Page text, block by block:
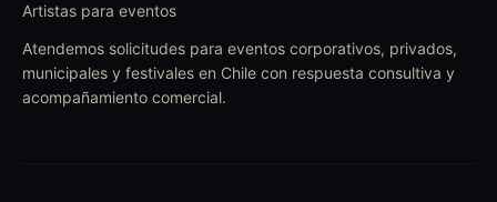
Artistas para eventos
Atendemos solicitudes para eventos corporativos, privados,
municipales y festivales en Chile con respuesta consultiva y
acompañamiento comercial.